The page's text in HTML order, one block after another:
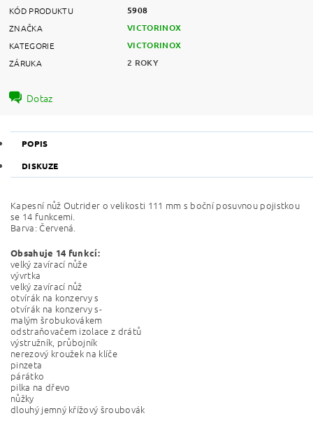
KÓD PRODUKTU 5908
ZNAČKA VICTORINOX
KATEGORIE VICTORINOX
ZÁRUKA 2 ROKY
Dotaz
POPIS
DISKUZE
Kapesní nůž Outrider o velikosti 111 mm s boční posuvnou pojistkou
se 14 funkcemi.
Barva: Červená.
Obsahuje 14 funkcí:
velký zavírací nůže
vývrtka
velký zavírací nůž
otvírák na konzervy s
otvírák na konzervy s-
malým šrobukovákem
odstraňovačem izolace z drátů
výstružník, průbojník
nerezový kroužek na klíče
pinzeta
párátko
pilka na dřevo
nůžky
dlouhý jemný křížový šroubovák